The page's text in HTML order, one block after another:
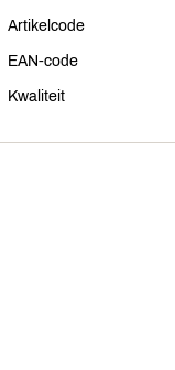
Artikelcode
EAN-code
Kwaliteit